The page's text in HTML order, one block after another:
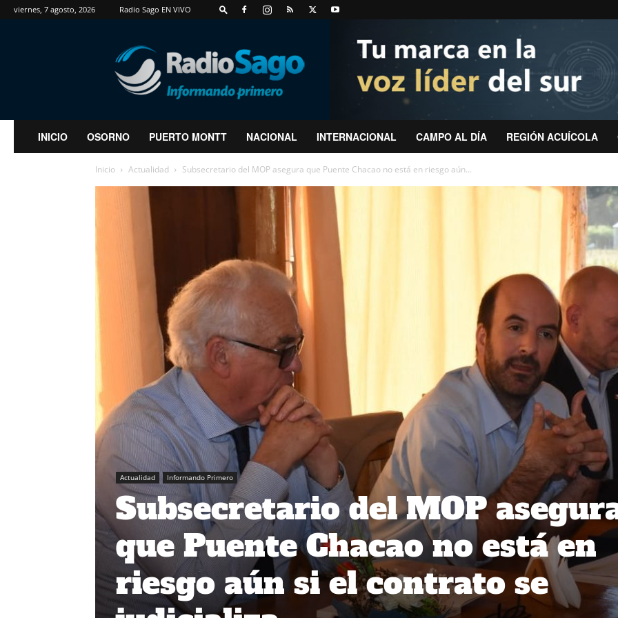
viernes, 7 agosto, 2026 Radio Sago EN VIVO
RadioSago
INICIO OSORNO PUERTO MONTT NACIONAL INTERNACIONAL CAMPO AL DÍA REGIÓN ACUÍCOLA
Inicio Actualidad Subsecretario del MOP asegura que Puente Chacao no está en riesgo aún...
Actualidad Informando Primero
Subsecretario del MOP
que Puente Chacao no está en
riesgo aún si el contrato se